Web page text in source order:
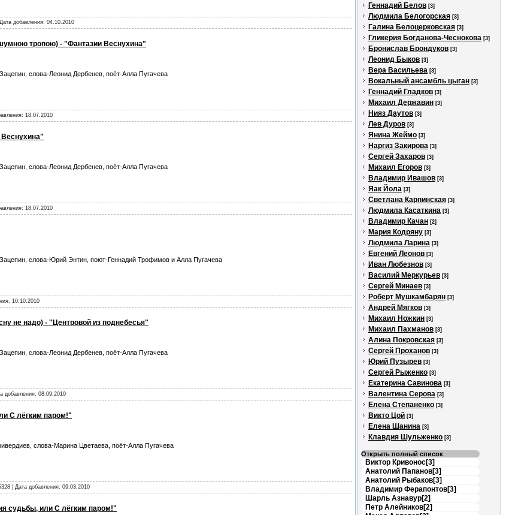
добавления: 04.10.2010
тропою) - "Фантазии Веснухина"
слова-Леонид Дербенев, поёт-Алла Пугачева
18.07.2010
Веснухина"
слова-Леонид Дербенев, поёт-Алла Пугачева
18.07.2010
слова-Юрий Энтин, поют-Геннадий Трофимов и Алла Пугачева
10.10.2010
не надо) - "Центровой из поднебесья"
слова-Леонид Дербенев, поёт-Алла Пугачева
добавления: 08.09.2010
С лёгким паром!"
слова-Марина Цветаева, поёт-Алла Пугачева
| Дата добавления: 09.03.2010
судьбы, или С лёгким паром!"
Геннадий Белов [3]
Людмила Белогорская [3]
Галина Белоцерковская [3]
Гликерия Богданова-Чеснокова [3]
Бронислав Брондуков [3]
Леонид Быков [3]
Вера Васильева [3]
Вокальный ансамбль цыган [3]
Геннадий Гладков [3]
Михаил Державин [3]
Нияз Даутов [3]
Лев Дуров [3]
Янина Жеймо [3]
Наргиз Закирова [3]
Сергей Захаров [3]
Михаил Егоров [3]
Владимир Ивашов [3]
Яак Йола [3]
Светлана Карпинская [3]
Людмила Касаткина [3]
Владимир Качан [2]
Мария Кодряну [3]
Людмила Ларина [3]
Евгений Леонов [3]
Иван Любезнов [3]
Василий Меркурьев [3]
Сергей Минаев [3]
Роберт Мушкамбарян [3]
Андрей Мягков [3]
Михаил Ножкин [3]
Михаил Пахманов [3]
Алина Покровская [3]
Сергей Проханов [3]
Юрий Пузырев [3]
Сергей Рыженко [3]
Екатерина Савинова [3]
Валентина Серова [3]
Елена Степаненко [3]
Викто Цой [3]
Елена Шанина [3]
Клавдия Шульженко [3]
Открыть полный список
Виктор Кривонос[3]
Анатолий Папанов[3]
Анатолий Рыбаков[3]
Владимир Ферапонтов[3]
Шарль Азнавур[2]
Петр Алейников[2]